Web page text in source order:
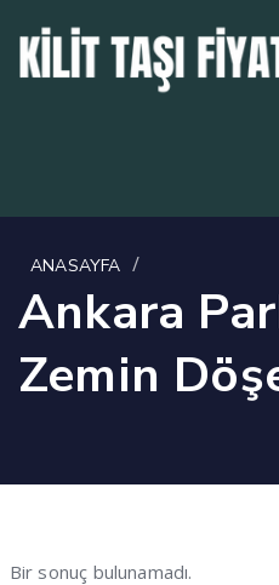
ANASAYFA /
Ankara
Zemin
Bir sonuç bulunamadı.